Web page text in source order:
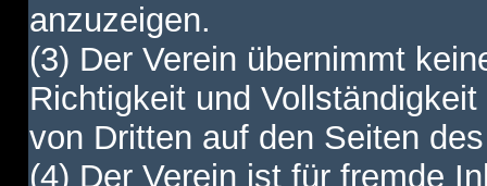
anzuzeigen.
(3) Der Verein übernimmt
Richtigkeit und
von Dritten auf den Seiten
(4) Der Verein ist für fremde